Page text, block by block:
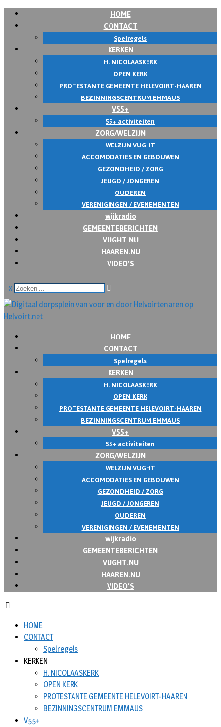
HOME
CONTACT
Spelregels
KERKEN
H. NICOLAASKERK
OPEN KERK
PROTESTANTE GEMEENTE HELEVOIRT-HAAREN
BEZINNINGSCENTRUM EMMAUS
V55+
55+ activiteiten
ZORG/WELZIJN
WELZIJN VUGHT
ACCOMODATIES EN GEBOUWEN
GEZONDHEID / ZORG
JEUGD / JONGEREN
OUDEREN
VERENIGINGEN / EVENEMENTEN
wijkradio
GEMEENTEBERICHTEN
VUGHT.NU
HAAREN.NU
VIDEO’S
x
HOME
CONTACT
Spelregels
KERKEN
H. NICOLAASKERK
OPEN KERK
PROTESTANTE GEMEENTE HELEVOIRT-HAAREN
BEZINNINGSCENTRUM EMMAUS
V55+
55+ activiteiten
ZORG/WELZIJN
WELZIJN VUGHT
ACCOMODATIES EN GEBOUWEN
GEZONDHEID / ZORG
JEUGD / JONGEREN
OUDEREN
VERENIGINGEN / EVENEMENTEN
wijkradio
GEMEENTEBERICHTEN
VUGHT.NU
HAAREN.NU
VIDEO’S
HOME
CONTACT
Spelregels
KERKEN
H. NICOLAASKERK
OPEN KERK
PROTESTANTE GEMEENTE HELEVOIRT-HAAREN
BEZINNINGSCENTRUM EMMAUS
V55+